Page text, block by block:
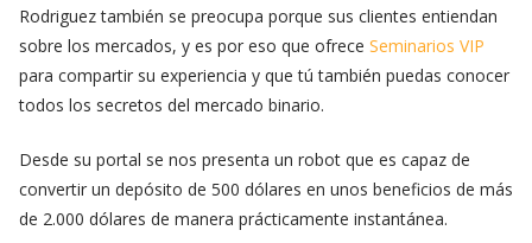
Rodriguez también se preocupa porque sus clientes entiendan
sobre los mercados, y es por eso que ofrece Seminarios VIP
para compartir su experiencia y que tú también puedas conocer
todos los secretos del mercado binario.
Desde su portal se nos presenta un robot que es capaz de
convertir un depósito de 500 dólares en unos beneficios de más
de 2.000 dólares de manera prácticamente instantánea.